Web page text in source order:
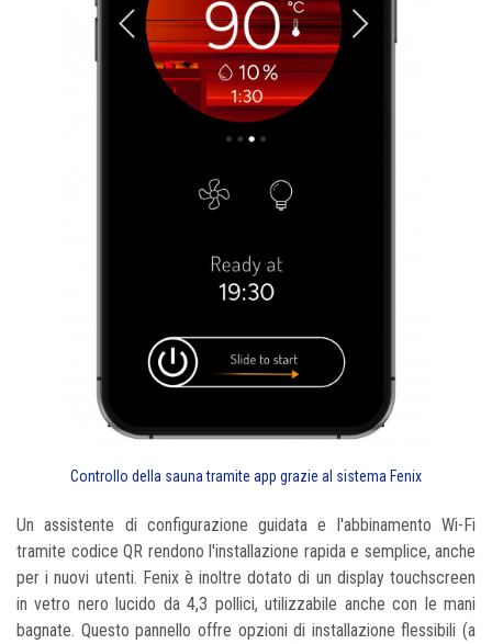
Controllo della sauna tramite app grazie al sistema Fenix
Un assistente di configurazione guidata e l'abbinamento Wi-Fi
tramite codice QR rendono l'installazione rapida e semplice, anche
per i nuovi utenti. Fenix è inoltre dotato di un display touchscreen
in vetro nero lucido da 4,3 pollici, utilizzabile anche con le mani
bagnate. Questo pannello offre opzioni di installazione flessibili (a